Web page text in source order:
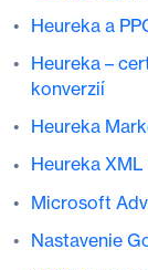
Heureka a
Heureka –
konverzií
Heureka
Heureka
Microsoft
Nastavenie